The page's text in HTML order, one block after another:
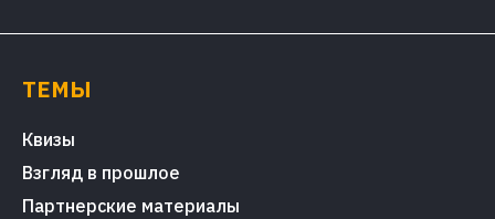
ТЕМЫ
Квизы
Взгляд в прошлое
Партнерские материалы